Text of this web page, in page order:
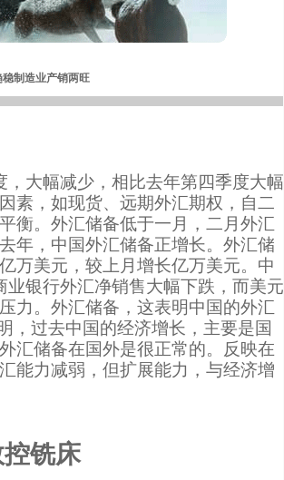
制造业产销两旺
大幅减少，相比去年第四季度大幅
素，如现货、远期外汇期权，自二
衡。外汇储备低于一月，二月外汇
年，中国外汇储备正增长。外汇储
万美元，较上月增长亿万美元。中
银行外汇净销售大幅下跌，而美元
力。外汇储备，这表明中国的外汇
，过去中国的经济增长，主要是国
汇储备在国外是很正常的。反映在
能力减弱，但扩展能力，与经济增
铣床